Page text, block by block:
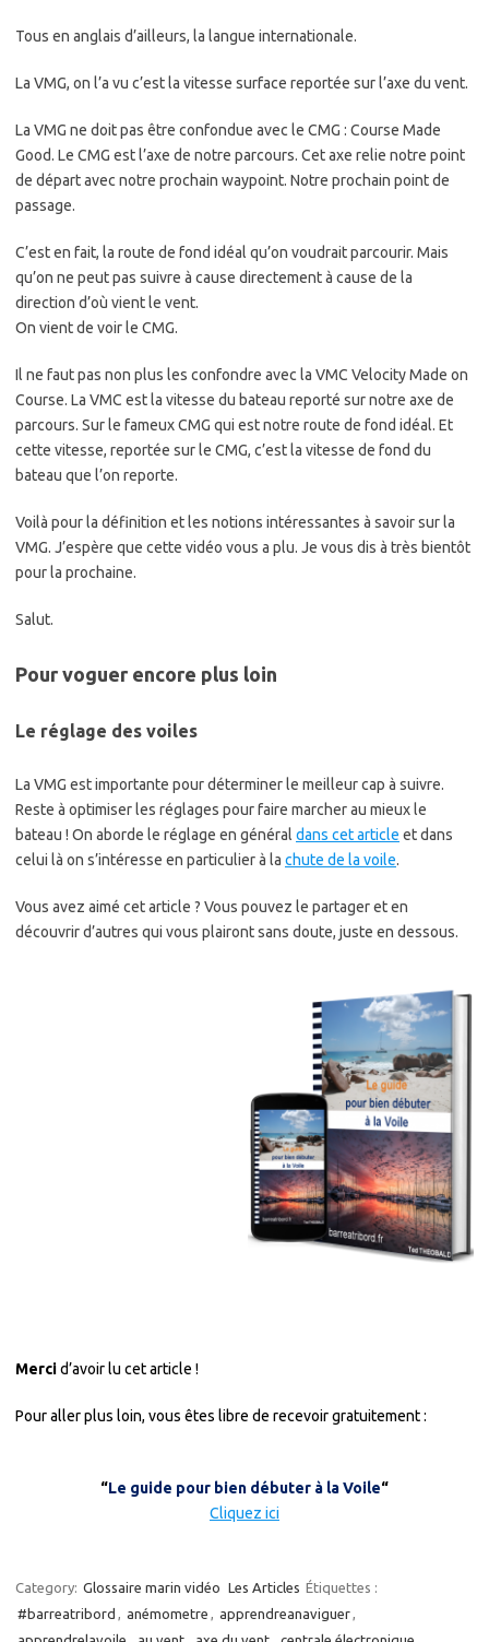
Tous en anglais d’ailleurs, la langue internationale.
La VMG, on l’a vu c’est la vitesse surface reportée sur l’axe du vent.
La VMG ne doit pas être confondue avec le CMG : Course Made
Good. Le CMG est l’axe de notre parcours. Cet axe relie notre point
de départ avec notre prochain waypoint. Notre prochain point de
passage.
C’est en fait, la route de fond idéal qu’on voudrait parcourir. Mais
qu’on ne peut pas suivre à cause directement à cause de la
direction d’où vient le vent.
On vient de voir le CMG.
Il ne faut pas non plus les confondre avec la VMC Velocity Made on
Course. La VMC est la vitesse du bateau reporté sur notre axe de
parcours. Sur le fameux CMG qui est notre route de fond idéal. Et
cette vitesse, reportée sur le CMG, c’est la vitesse de fond du
bateau que l’on reporte.
Voilà pour la définition et les notions intéressantes à savoir sur la
VMG. J’espère que cette vidéo vous a plu. Je vous dis à très bientôt
pour la prochaine.
Salut.
Pour voguer encore plus loin
Le réglage des voiles
La VMG est importante pour déterminer le meilleur cap à suivre.
Reste à optimiser les réglages pour faire marcher au mieux le
bateau ! On aborde le réglage en général dans cet article et dans
celui là on s’intéresse en particulier à la chute de la voile.
Vous avez aimé cet article ? Vous pouvez le partager et en
découvrir d’autres qui vous plairont sans doute, juste en dessous.
Mercid’avoir lu cet article !
Pour aller plus loin, vous êtes libre de recevoir gratuitement :
“Le guide pour bien débuter à la Voile“
Cliquez ici
Category: Glossaire marin vidéo Les Articles Étiquettes :
#barreatribord , anémometre , apprendreanaviguer,